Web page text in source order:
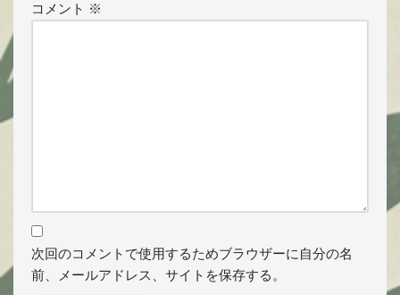
コメント ※
次回のコメントで使用するためブラウザーに自分の名
前、メールアドレス、サイトを保存する。